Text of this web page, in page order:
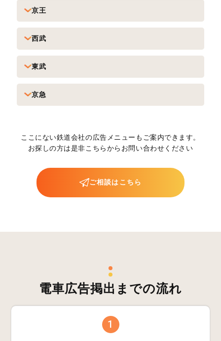
京王
西武
東武
京急
ここにない鉄道会社の広告メニューもご案内できます。
お探しの方は是非こちらからお問い合わせください
ご相談はこちら
電車広告掲出までの流れ
1